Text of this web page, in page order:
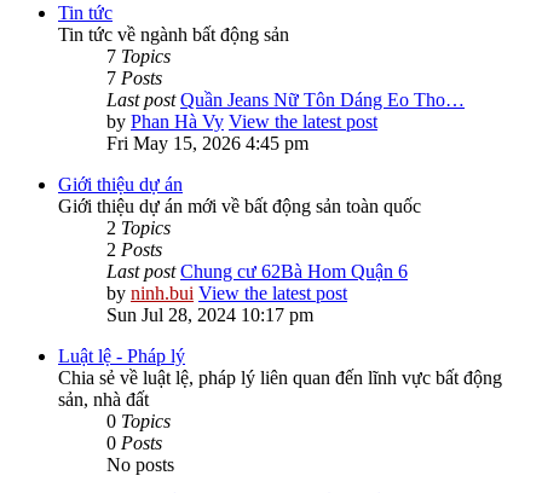
Tin tức
Tin tức về ngành bất động sản
7 Topics
7 Posts
Last post Quần Jeans Nữ Tôn Dáng Eo Tho…
by Phan Hà Vy View the latest post
Fri May 15, 2026 4:45 pm
Giới thiệu dự án
Giới thiệu dự án mới về bất động sản toàn quốc
2 Topics
2 Posts
Last post Chung cư 62Bà Hom Quận 6
by ninh.bui View the latest post
Sun Jul 28, 2024 10:17 pm
Luật lệ - Pháp lý
Chia sẻ về luật lệ, pháp lý liên quan đến lĩnh vực bất động
sản, nhà đất
0 Topics
0 Posts
No posts